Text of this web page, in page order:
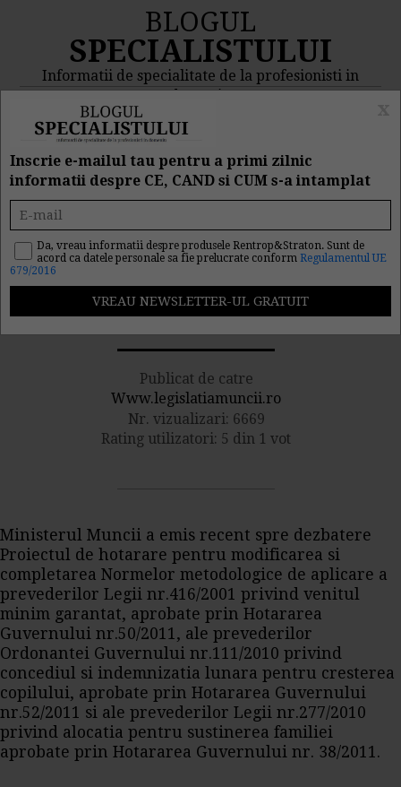
BLOGUL
SPECIALISTULUI
Informatii de specialitate de la profesionisti in
domeniu
MENIU
Ministerul Muncii: Proiect
pentru acordarea de
beneficii de asistenta
sociala
Publicat de catre
Www.legislatiamuncii.ro
Nr. vizualizari: 6669
Rating utilizatori: 5 din 1 vot
Ministerul Muncii a emis recent spre dezbatere
Proiectul de hotarare pentru modificarea si
completarea Normelor metodologice de aplicare a
prevederilor Legii nr.416/2001 privind venitul
minim garantat, aprobate prin Hotararea
Guvernului nr.50/2011, ale prevederilor
Ordonantei Guvernului nr.111/2010 privind
concediul si indemnizatia lunara pentru cresterea
copilului, aprobate prin Hotararea Guvernului
nr.52/2011 si ale prevederilor Legii nr.277/2010
privind alocatia pentru sustinerea familiei
aprobate prin Hotararea Guvernului nr. 38/2011.
Inscrie e-mailul tau pentru a primi zilnic
informatii despre CE, CAND si CUM s-a intamplat
Da, vreau informatii despre produsele Rentrop&Straton. Sunt de
acord ca datele personale sa fie prelucrate conform Regulamentul UE
679/2016